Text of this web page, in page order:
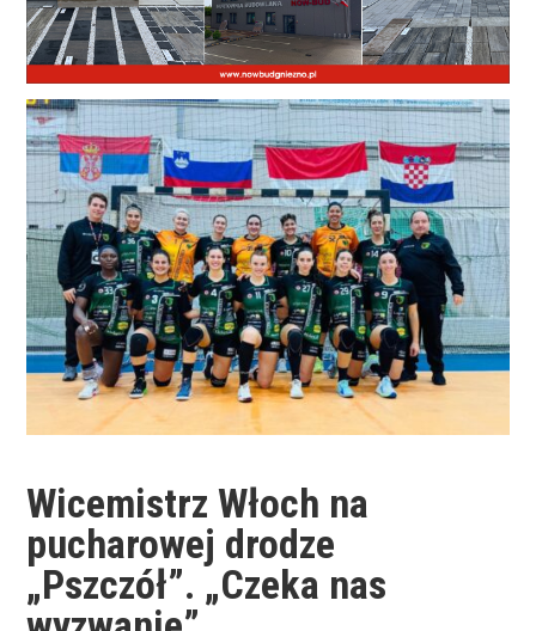
Wicemistrz Włoch na
pucharowej drodze
„Pszczół”. „Czeka nas